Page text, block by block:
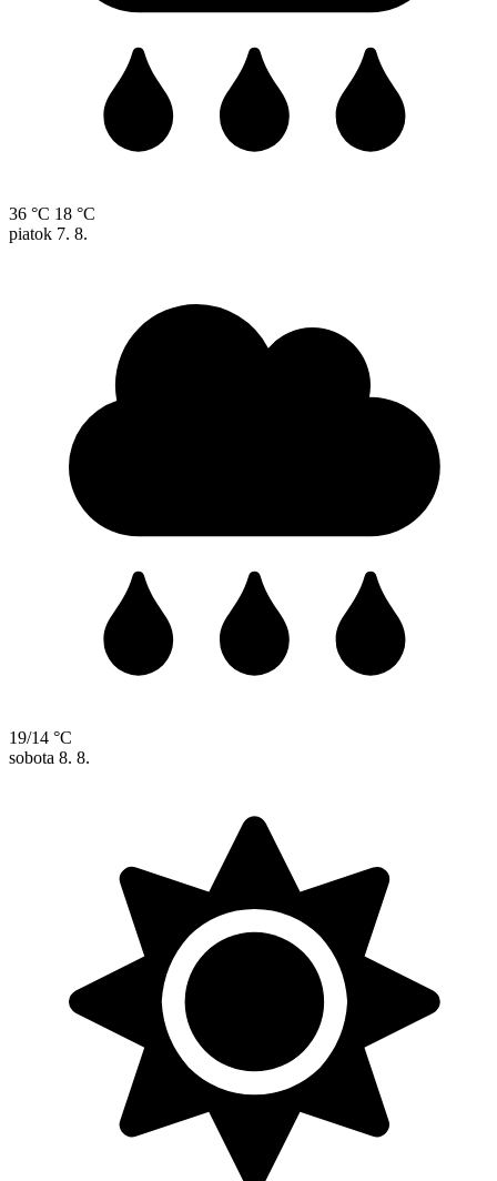
36 °C 18 °C
piatok 7. 8.
19/14 °C
sobota 8. 8.